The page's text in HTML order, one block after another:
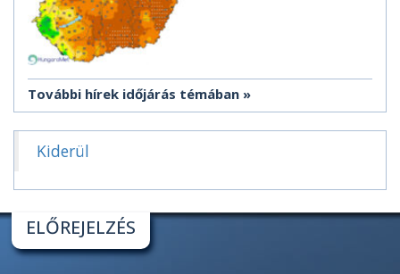
További hírek időjárás témában
Kiderül
ELŐREJELZÉS